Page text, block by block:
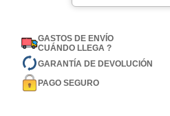
GASTOS DE ENVÍO
CUÁNDO LLEGA ?
GARANTÍA DE DEVOLUCIÓN
PAGO SEGURO